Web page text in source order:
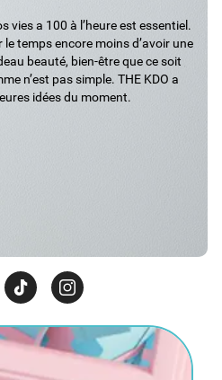
vies a 100 à l’heure est essentiel.
temps encore moins d’avoir une
beauté, bien-être que ce soit
n’est pas simple. THE KDO a
idées du moment.